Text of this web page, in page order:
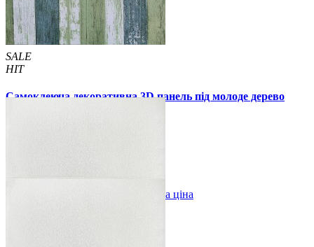
SALE
HIT
Самоклеюча декоративна 3D панель під молоде дерево
Оптова ціна